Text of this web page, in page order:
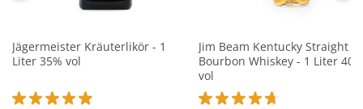
Jägermeister Kräuterlikör - 1
Liter 35% vol
Jim Beam Kentucky Straight
Bourbon Whiskey - 1 Liter 40%
vol